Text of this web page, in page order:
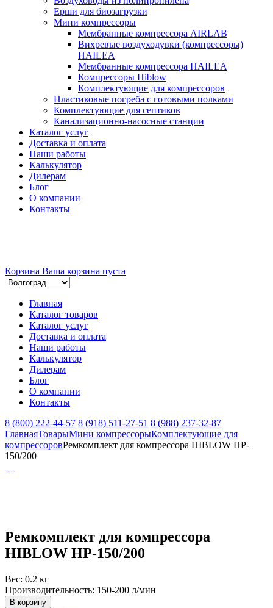
Ерши для биозагрузки
Мини компрессоры
Мембранные компрессора AIRLAB
Вихревые воздуходувки (компрессоры)
HAILEA
Мембранные компрессора HAILEA
Компрессоры Hiblow
Комплектующие для компрессоров
Пластиковые погреба с готовыми полками
Комплектующие для септиков
Канализационно-насосные станции
Каталог услуг
Доставка и оплата
Наши работы
Калькулятор
Дилерам
Блог
О компании
Контакты
Корзина Ваша корзина пуста
Главная
Каталог товаров
Каталог услуг
Доставка и оплата
Наши работы
Калькулятор
Дилерам
Блог
О компании
Контакты
8 (800) 222-44-57 8 (918) 511-27-51 8 (988) 237-32-87
ГлавнаяТоварыМини компрессорыКомплектующие для
компрессоровРемкомплект для компрессора HIBLOW HP-
150/200
Ремкомплект для компрессора
HIBLOW HP-150/200
Вес: 0.2 кг
Производительность: 150-200 л/мин
В корзину